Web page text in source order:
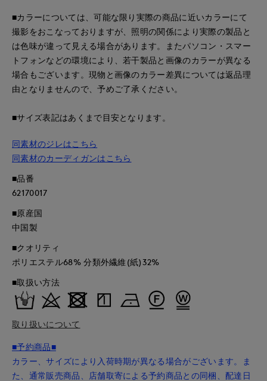
■カラーについては、可能な限り実際の商品に近いカラーにて
撮影をおこなっておりますが、照明の関係により実際の製品と
は色味が違って見える場合があります。またパソコン・スマー
トフォンなどの環境により、若干製品と画像のカラーが異なる
場合もございます。現物と画像のカラー差異については返品理
由となりませんので、予めご了承ください。
■サイズ表記はあくまで目安となります。
同素材のジレはこちら
同素材のカーディガンはこちら
■品番
62170017
■原産国
中国製
■クオリティ
ポリエステル68% 分類外繊維(紙)32%
■取扱い方法
取り扱いについて
■予約商品■
カラー、サイズにより入荷時期が異なる場合がございます。ま
た、通常販売商品、店舗取寄による予約商品との同梱、配達日